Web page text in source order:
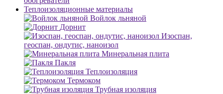
Теплоизоляционные материалы
Войлок льняной
Дорнит
Изоспан,
геоспан, ондутис, наноизол
Минеральная плита
Пакля
Теплоизоляция
Термоком
Трубная изоляция